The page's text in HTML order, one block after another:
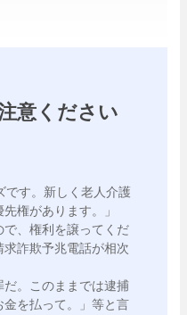
意ください
す。新しく老人介護
権があります。」
で、権利を譲ってくだ
詐欺予兆電話が相次
。このままでは逮捕
金を払って。」等と言